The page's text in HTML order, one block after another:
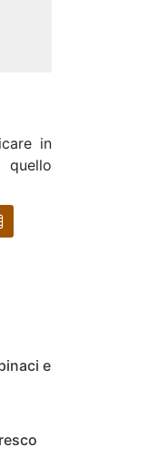
in
quello
e